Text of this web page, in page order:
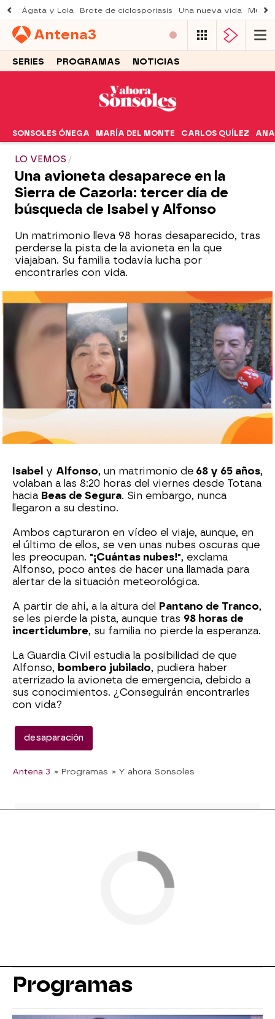
Ágata y Lola Brote de ciclosporiasis Una nueva vida
Antena3
SERIES PROGRAMAS NOTICIAS
SONSOLES ÓNEGA MARÍA DEL MONTE CARLOS QUÍLEZ ANA
LO VEMOS
Una avioneta desaparece en la
Sierra de Cazorla: tercer día de
búsqueda de Isabel y Alfonso
Un matrimonio lleva 98 horas desaparecido, tras
perderse la pista de la avioneta en la que
viajaban. Su familia todavía lucha por
encontrarles con vida.
Sara Sanz Navarro
Publicado:21 de octubre de 2024, 18:03
Whatsapp
Isabel y Alfonso, un matrimonio de 68 y 65 años,
volaban a las 8:20 horas del viernes desde Totana
hacia Beas de Segura. Sin embargo, nunca
llegaron a su destino.
Ambos capturaron en vídeo el viaje, aunque, en
el último de ellos, se ven unas nubes oscuras que
les preocupan. "¡Cuántas nubes!", exclama
Alfonso, poco antes de hacer una llamada para
alertar de la situación meteorológica.
A partir de ahí, a la altura del Pantano de Tranco,
se les pierde la pista, aunque tras 98 horas de
incertidumbre, su familia no pierde la esperanza.
La Guardia Civil estudia la posibilidad de que
Alfonso, bombero jubilado, pudiera haber
aterrizado la avioneta de emergencia, debido a
sus conocimientos. ¿Conseguirán encontrarles
con vida?
desaparación
Antena 3 » Programas » Y ahora Sonsoles
Programas